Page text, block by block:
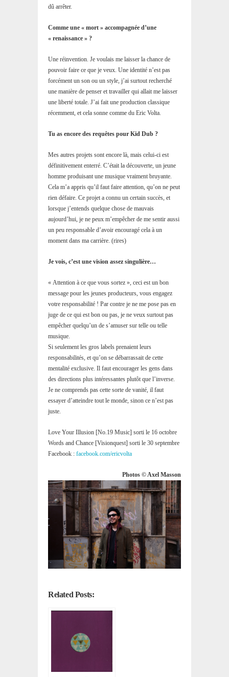
dû arrêter.
Comme une « mort » accompagnée d’une
« renaissance » ?
Une réinvention. Je voulais me laisser la chance de
pouvoir faire ce que je veux. Une identité n’est pas
forcément un son ou un style, j’ai surtout recherché
une manière de penser et travailler qui allait me laisser
une liberté totale. J’ai fait une production classique
récemment, et cela sonne comme du Eric Volta.
Tu as encore des requêtes pour Kid Dub ?
Mes autres projets sont encore là, mais celui-ci est
définitivement enterré. C’était la découverte, un jeune
homme produisant une musique vraiment bruyante.
Cela m’a appris qu’il faut faire attention, qu’on ne peut
rien défaire. Ce projet a connu un certain succès, et
lorsque j’entends quelque chose de mauvais
aujourd’hui, je ne peux m’empêcher de me sentir aussi
un peu responsable d’avoir encouragé cela à un
moment dans ma carrière. (rires)
Je vois, c’est une vision assez singulière…
« Attention à ce que vous sortez », ceci est un bon
message pour les jeunes producteurs, vous engagez
votre responsabilité ! Par contre je ne me pose pas en
juge de ce qui est bon ou pas, je ne veux surtout pas
empêcher quelqu’un de s’amuser sur telle ou telle
musique.
Si seulement les gros labels prenaient leurs
responsabilités, et qu’on se débarrassait de cette
mentalité exclusive. Il faut encourager les gens dans
des directions plus intéressantes plutôt que l’inverse.
Je ne comprends pas cette sorte de vanité, il faut
essayer d’atteindre tout le monde, sinon ce n’est pas
juste.
Love Your Illusion [No.19 Music] sorti le 16 octobre
Words and Chance [Visionquest] sorti le 30 septembre
Facebook : facebook.com/ericvolta
Photos © Axel Masson
Related Posts: